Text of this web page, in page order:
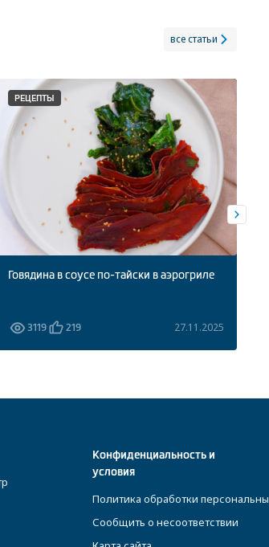
все статьи
РЕЦЕПТЫ
Говядина в соусе по-тайски в аэрогриле
3119 219 27.11.2025
Конфиденциальность и
условия
Политика обработки
Сообщить о несоответствии